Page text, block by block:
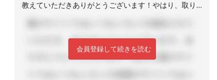
教えていただきありがとうございます！やはり、取り直すべきですよね。状態が変わって
会員登録して続きを読む